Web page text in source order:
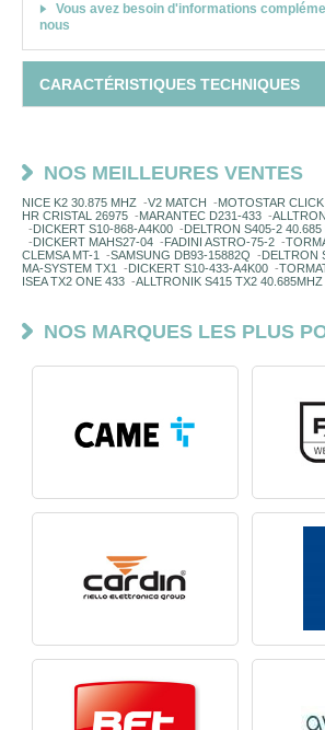
Vous avez besoin d'informations
nous
CARACTÉRISTIQUES TECHNIQUES
NOS MEILLEURES VENTES
NICE K2 30.875 MHZ -V2 MATCH -MOTOSTAR
HR CRISTAL 26975 -MARANTEC D231-433 -
-DICKERT S10-868-A4K00 -DELTRON S405-2 40.685
-DICKERT MAHS27-04 -FADINI ASTRO-75-2 -
CLEMSA MT-1
-SAMSUNG DB93-15882Q -DELTRON
MA-SYSTEM TX1
-DICKERT S10-433-A4K00 -
ISEA TX2 ONE 433 -ALLTRONIK S415 TX2 40.685MHZ
NOS MARQUES LES PLUS